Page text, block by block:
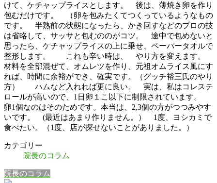
けて、ケチャップライスとします。 後は、薄焼き卵を作り
包むだけです。 （卵を包みたくてつくっているようなもの
です。 半熟前の状態になったら、かき回すなどのプロの技
は省略して、サッサと包むののがコツ。 途中で包めないと
思ったら、ケチャップライスの上に乗せ、ペーパータオルで
整形します。 これも辛い時は、 やり方を変えます。
材料を全部混ぜて、オムレツを作り、元祖オムライス風にす
れば、時間に余裕ができ、確実です。（グッチ裕三氏のやり
方） ハムなど入れれば更に良い。 実は、私はコレステ
ロールが高いので、1日卵１こ以下に制限されています。
卵1個なのはそのためです。本当は、2,3個の方がつつみやす
いです。 (最近はあまり作りません。） 1度、ヨシカミで
食べたい。（1度、店が探せないことがありました。）
カテゴリー
院長のコラム
院長のコラム